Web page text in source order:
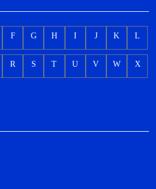
F G H I J K L
R S T U V W X